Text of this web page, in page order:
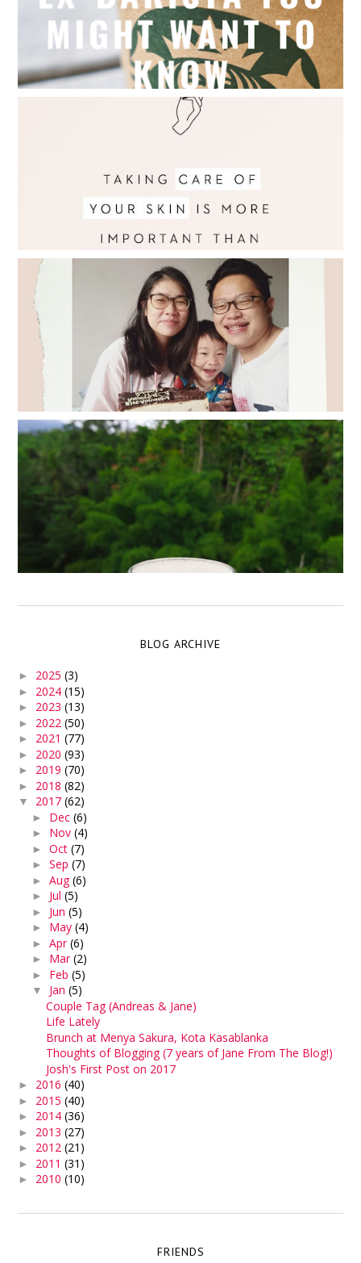
BLOG ARCHIVE
► 2025(3)
► 2024(15)
► 2023(13)
► 2022(50)
► 2021(77)
► 2020(93)
► 2019(70)
► 2018(82)
▼ 2017(62)
► Dec(6)
► Nov(4)
►Oct(7)
►Sep(7)
►Aug(6)
► Jul(5)
► Jun(5)
► May(4)
►Apr(6)
► Mar(2)
► Feb(5)
▼ Jan(5)
Couple Tag (Andreas & Jane)
Life Lately
Brunch at Menya Sakura, Kota Kasablanka
Thoughts of Blogging (7 years of Jane From The Blog!)
Josh's First Post on 2017
► 2016(40)
► 2015(40)
► 2014(36)
► 2013(27)
► 2012(21)
► 2011(31)
► 2010(10)
FRIENDS